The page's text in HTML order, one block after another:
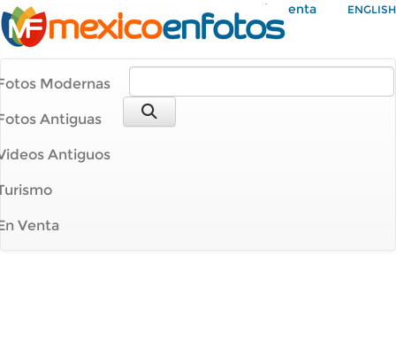
Mi Cuenta ENGLISH
Modernas
Antiguas
Antiguos
Venta